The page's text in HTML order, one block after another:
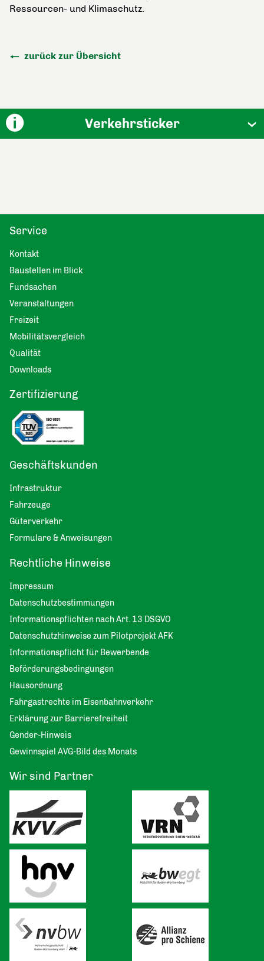
Ressourcen- und Klimaschutz.
zurück zur Übersicht
Verkehrsticker
Service
Kontakt
Baustellen im Blick
Fundsachen
Veranstaltungen
Freizeit
Mobilitätsvergleich
Qualität
Downloads
Zertifizierung
Geschäftskunden
Infrastruktur
Fahrzeuge
Güterverkehr
Formulare & Anweisungen
Rechtliche Hinweise
Impressum
Datenschutzbestimmungen
Informationspflichten nach Art. 13 DSGVO
Datenschutzhinweise zum Pilotprojekt AFK
Informationspflicht für Bewerbende
Beförderungsbedingungen
Hausordnung
Fahrgastrechte im Eisenbahnverkehr
Erklärung zur Barrierefreiheit
Gender-Hinweis
Gewinnspiel AVG-Bild des Monats
Wir sind Partner